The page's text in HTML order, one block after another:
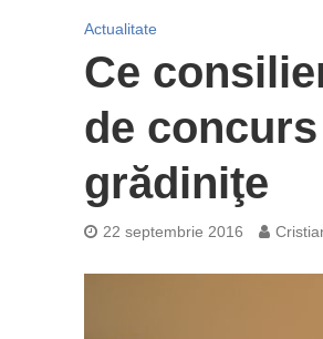
Actualitate
Ce
de
grădiniţe
22 septembrie 2016